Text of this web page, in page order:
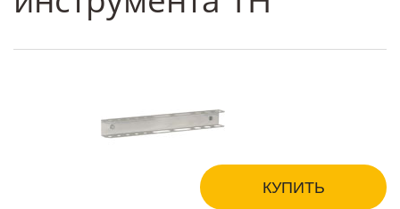
КУПИТЬ